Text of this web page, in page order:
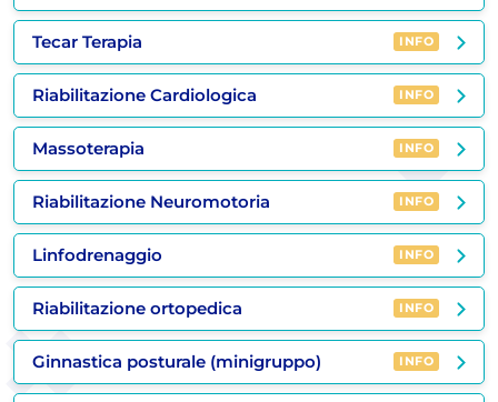
Tecar Terapia INFO
Riabilitazione Cardiologica INFO
Massoterapia INFO
Riabilitazione Neuromotoria INFO
Linfodrenaggio INFO
Riabilitazione ortopedica INFO
Ginnastica posturale (minigruppo) INFO